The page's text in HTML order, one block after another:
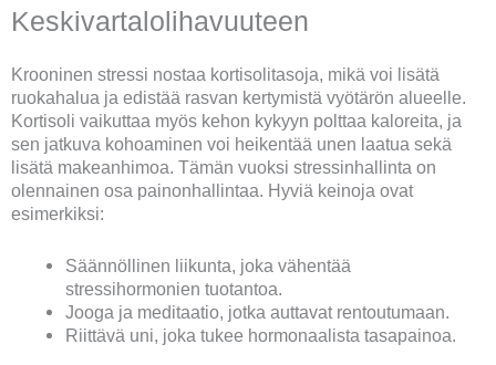
Keskivartalolihavuuteen
Krooninen stressi nostaa kortisolitasoja, mikä voi lisätä
ruokahalua ja edistää rasvan kertymistä vyötärön alueelle.
Kortisoli vaikuttaa myös kehon kykyyn polttaa kaloreita, ja
sen jatkuva kohoaminen voi heikentää unen laatua sekä
lisätä makeanhimoa. Tämän vuoksi stressinhallinta on
olennainen osa painonhallintaa. Hyviä keinoja ovat
esimerkiksi:
Säännöllinen liikunta, joka vähentää
stressihormonien tuotantoa.
Jooga ja meditaatio, jotka auttavat rentoutumaan.
Riittävä uni, joka tukee hormonaalista tasapainoa.